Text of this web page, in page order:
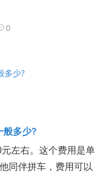
0
多少?
般多少?
左右。这个费用是单
同伴拼车，费用可以